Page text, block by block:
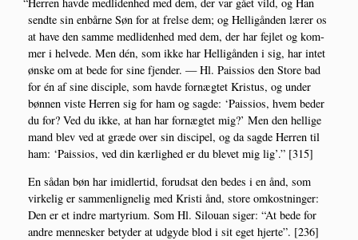
send­te sin enbår­ne Søn for at frel­se dem; og Hel­li­gån­den lærer os
at have den sam­me med­li­den­hed med dem, der har fejl­et og kom­
mer i hel­ve­de. Men dén, som ikke har Hel­li­gån­den i sig, har intet
ønske om at bede for sine fjen­der. — Hl. Pais­sios den Sto­re bad
for én af sine discip­le, som hav­de for­næg­tet Kristus, og under
bøn­nen viste Her­ren sig for ham og sag­de: ‘Pais­sios, hvem beder
du for? Ved du ikke, at han har for­næg­tet mig?’ Men den hel­li­ge
mand blev ved at græ­de over sin discipel, og da sag­de Her­ren til
ham: ‘Pais­sios, ved din kær­lig­hed er du ble­vet mig lig’.” [315]
En sådan bøn har imid­ler­tid, for­ud­sat den bedes i en ånd, som
vir­ke­lig er sam­men­lig­ne­lig med Kri­sti ånd, sto­re omkost­nin­ger:
Den er et indre mar­ty­ri­um. Som Hl. Silou­an siger: “At bede for
andre men­ne­sker bety­der at udg­y­de blod i sit eget hjer­te”. [236]